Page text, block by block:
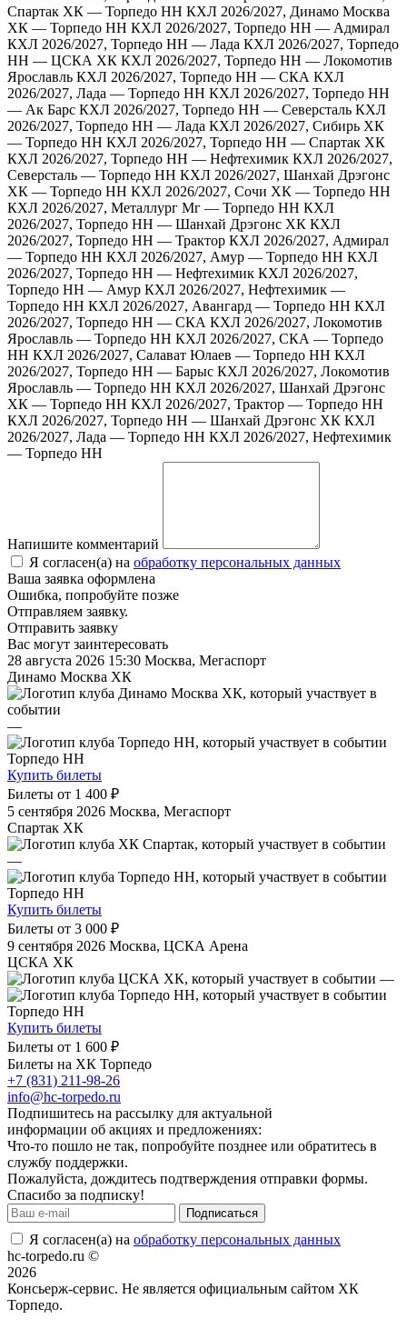
Спартак ХК — Торпедо НН КХЛ 2026/2027, Динамо Москва
ХК — Торпедо НН КХЛ 2026/2027, Торпедо НН — Адмирал
КХЛ 2026/2027, Торпедо НН — Лада КХЛ 2026/2027, Торпедо
НН — ЦСКА ХК КХЛ 2026/2027, Торпедо НН — Локомотив
Ярославль КХЛ 2026/2027, Торпедо НН — СКА КХЛ
2026/2027, Лада — Торпедо НН КХЛ 2026/2027, Торпедо НН
— Ак Барс КХЛ 2026/2027, Торпедо НН — Северсталь КХЛ
2026/2027, Торпедо НН — Лада КХЛ 2026/2027, Сибирь ХК
— Торпедо НН КХЛ 2026/2027, Торпедо НН — Спартак ХК
КХЛ 2026/2027, Торпедо НН — Нефтехимик КХЛ 2026/2027,
Северсталь — Торпедо НН КХЛ 2026/2027, Шанхай Дрэгонс
ХК — Торпедо НН КХЛ 2026/2027, Сочи ХК — Торпедо НН
КХЛ 2026/2027, Металлург Мг — Торпедо НН КХЛ
2026/2027, Торпедо НН — Шанхай Дрэгонс ХК КХЛ
2026/2027, Торпедо НН — Трактор КХЛ 2026/2027, Адмирал
— Торпедо НН КХЛ 2026/2027, Амур — Торпедо НН КХЛ
2026/2027, Торпедо НН — Нефтехимик КХЛ 2026/2027,
Торпедо НН — Амур КХЛ 2026/2027, Нефтехимик —
Торпедо НН КХЛ 2026/2027, Авангард — Торпедо НН КХЛ
2026/2027, Торпедо НН — СКА КХЛ 2026/2027, Локомотив
Ярославль — Торпедо НН КХЛ 2026/2027, СКА — Торпедо
НН КХЛ 2026/2027, Салават Юлаев — Торпедо НН КХЛ
2026/2027, Торпедо НН — Барыс КХЛ 2026/2027, Локомотив
Ярославль — Торпедо НН КХЛ 2026/2027, Шанхай Дрэгонс
ХК — Торпедо НН КХЛ 2026/2027, Трактор — Торпедо НН
КХЛ 2026/2027, Торпедо НН — Шанхай Дрэгонс ХК КХЛ
2026/2027, Лада — Торпедо НН КХЛ 2026/2027, Нефтехимик
— Торпедо НН
Напишите комментарий
Я согласен(а) на обработку персональных данных
Ваша заявка оформлена
Ошибка, попробуйте позже
Отправляем заявку.
Отправить заявку
Вас могут заинтересовать
28 августа 2026 15:30 Москва, Мегаспорт
Динамо Москва ХК
—
Торпедо НН
Купить билеты
Билеты от 1 400 ₽
5 сентября 2026 Москва, Мегаспорт
Спартак ХК
—
Торпедо НН
Купить билеты
Билеты от 3 000 ₽
9 сентября 2026 Москва, ЦСКА Арена
ЦСКА ХК
—
Торпедо НН
Купить билеты
Билеты от 1 600 ₽
Билеты на ХК Торпедо
+7 (831) 211-98-26
info@hc-torpedo.ru
Подпишитесь на рассылку для актуальной
информации об акциях и предложениях:
Что-то пошло не так, попробуйте позднее или обратитесь в
службу поддержки.
Пожалуйста, дождитесь подтверждения отправки формы.
Спасибо за подписку!
Подписаться
Я согласен(а) на обработку персональных данных
hc-torpedo.ru ©
2026
Консьерж-сервис. Не является официальным сайтом ХК
Торпедо.